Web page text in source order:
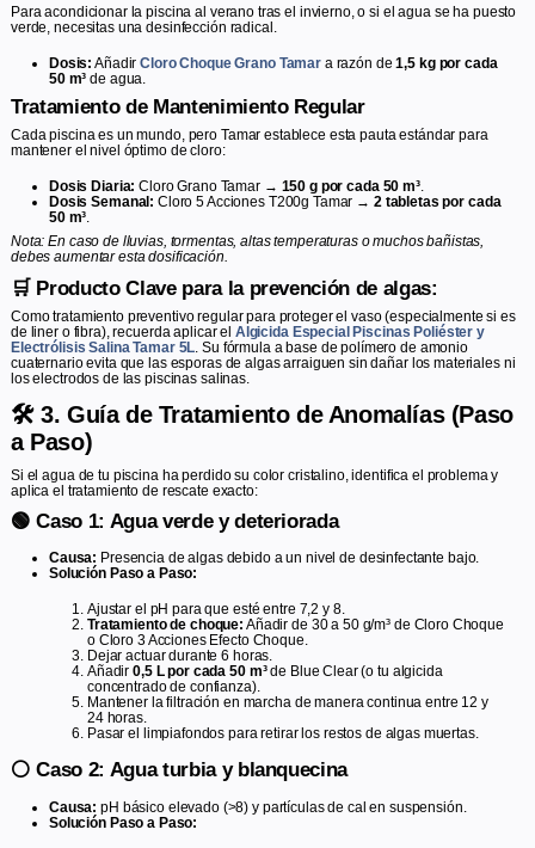
Para acondicionar la piscina al verano tras el invierno, o si el agua se ha puesto
verde, necesitas una desinfección radical.
Dosis: AñadirCloro Choque Grano Tamar a razón de1,5 kg por cada
50 m³ de agua.
Tratamiento de Mantenimiento Regular
Cada piscina es un mundo, pero Tamar establece esta pauta estándar para
mantener el nivel óptimo de cloro:
Dosis Diaria: Cloro Grano Tamar → 150 g por cada 50 m³.
Dosis Semanal: Cloro 5 Acciones T200g Tamar → 2 tabletas por cada
50 m³
Nota: En caso de lluvias, tormentas, altas temperaturas o muchos bañistas,
debes aumentar esta dosificación.
🛒 Producto Clave para la prevención de algas:
Como tratamiento preventivo regular para proteger el vaso (especialmente si es
de liner o fibra), recuerda aplicar el Algicida Especial Piscinas Poliéster y
Electrólisis Salina Tamar 5L . Su fórmula a base de polímero de amonio
cuaternario evita que las esporas de algas arraiguen sin dañar los materiales ni
los electrodos de las piscinas salinas.
🛠️ 3. Guía de Tratamiento de Anomalías (Paso
a Paso)
Si el agua de tu piscina ha perdido su color cristalino, identifica el problema y
aplica el tratamiento de rescate exacto:
🟢 Caso 1: Agua verde y deteriorada
Causa: Presencia de algas debido a un nivel de desinfectante bajo.
Solución Paso a Paso:
Ajustar el pH para que esté entre 7,2 y 8.
Tratamiento de choque: Añadir de 30 a 50 g/m³ de Cloro Choque
o Cloro 3 Acciones Efecto Choque.
Dejar actuar durante 6 horas.
Añadir0,5 L por cada 50 m³de Blue Clear (o tu algicida
concentrado de confianza).
Mantener la filtración en marcha de manera continua entre 12 y
24 horas.
Pasar el limpiafondos para retirar los restos de algas muertas.
⚪ Caso 2: Agua turbia y blanquecina
Causa: pH básico elevado (>8) y partículas de cal en suspensión.
Solución Paso a Paso: